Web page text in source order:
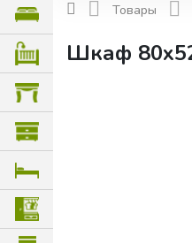
Товары
Шкаф